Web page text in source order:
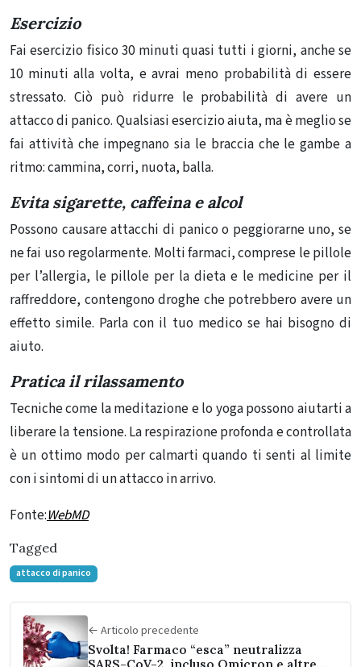
Esercizio
Fai esercizio fisico 30 minuti quasi tutti i giorni, anche se
10 minuti alla volta, e avrai meno probabilità di essere
stressato. Ciò può ridurre le probabilità di avere un
attacco di panico. Qualsiasi esercizio aiuta, ma è meglio se
fai attività che impegnano sia le braccia che le gambe a
ritmo: cammina, corri, nuota, balla.
Evita sigarette, caffeina e alcol
Possono causare attacchi di panico o peggiorarne uno, se
ne fai uso regolarmente. Molti farmaci, comprese le pillole
per l’allergia, le pillole per la dieta e le medicine per il
raffreddore, contengono droghe che potrebbero avere un
effetto simile. Parla con il tuo medico se hai bisogno di
aiuto.
Pratica il rilassamento
Tecniche come la meditazione e lo yoga possono aiutarti a
liberare la tensione. La respirazione profonda e controllata
è un ottimo modo per calmarti quando ti senti al limite
con i sintomi di un attacco in arrivo.
Fonte:WebMD
Tagged
attacco di panico
← Articolo precedente
Svolta! Farmaco “esca” neutralizza